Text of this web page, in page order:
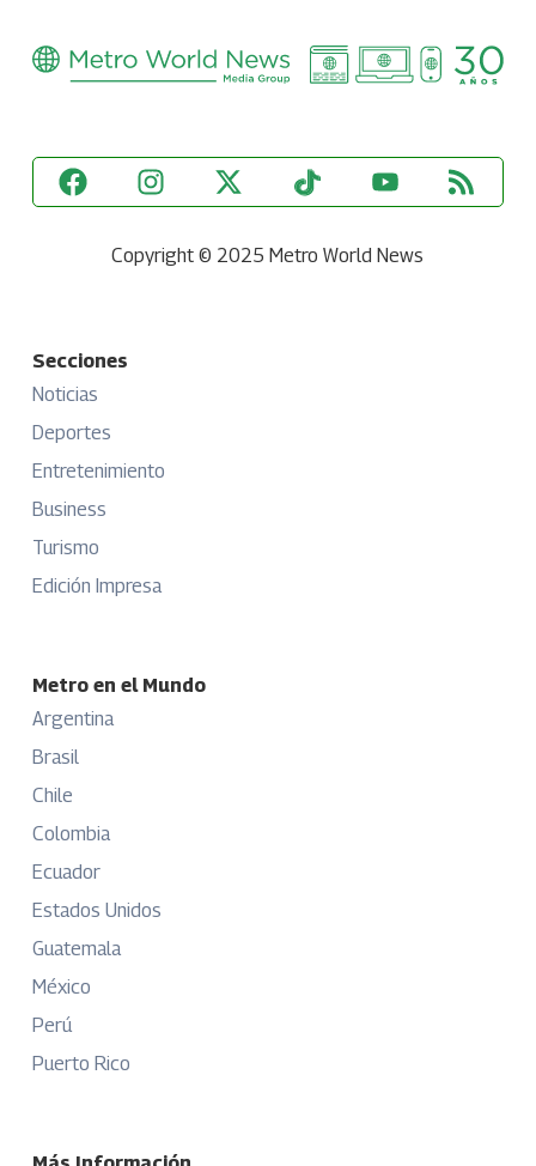
Copyright © 2025 Metro World News
Secciones
Noticias
Deportes
Entretenimiento
Business
Turismo
Edición Impresa
Metro en el Mundo
Argentina
Brasil
Chile
Colombia
Ecuador
Estados Unidos
Guatemala
México
Perú
Puerto Rico